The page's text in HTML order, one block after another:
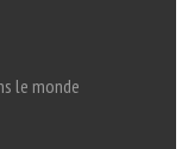
le monde